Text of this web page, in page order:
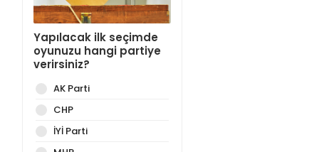
Yapılacak ilk seçimde
oyunuzu hangi partiye
verirsiniz?
AK Parti
CHP
İYİ Parti